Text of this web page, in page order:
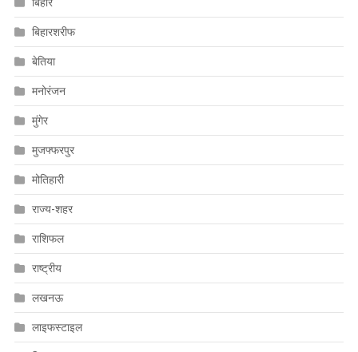
बिहारशरीफ
बेतिया
मनोरंजन
मुंगेर
मुजफ्फरपुर
मोतिहारी
राज्य-शहर
राशिफल
राष्ट्रीय
लखनऊ
लाइफस्टाइल